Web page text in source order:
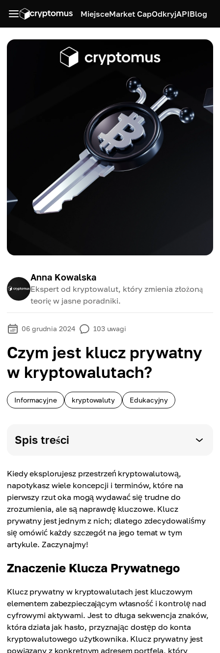
MiejsceMarket CapOdkryjAPIBlog
Anna Kowalska
Ekspert od kryptowalut, który zmienia złożoną
teorię w jasne poradniki.
06 grudnia 2024 103 uwagi
Czym jest klucz prywatny
w kryptowalutach?
Informacyjne kryptowaluty Edukacyjny
Spis treści
Kiedy eksplorujesz przestrzeń kryptowalutową,
napotykasz wiele koncepcji i terminów, które na
pierwszy rzut oka mogą wydawać się trudne do
zrozumienia, ale są naprawdę kluczowe. Klucz
prywatny jest jednym z nich; dlatego zdecydowaliśmy
się omówić każdy szczegół na jego temat w tym
artykule. Zaczynajmy!
Znaczenie Klucza Prywatnego
Klucz prywatny w kryptowalutach jest kluczowym
elementem zabezpieczającym własność i kontrolę nad
cyfrowymi aktywami. Jest to długa sekwencja znaków,
która działa jak hasło, przyznając dostęp do konta
kryptowalutowego użytkownika. Klucz prywatny jest
powiązany z konkretnym adresem portfela, który